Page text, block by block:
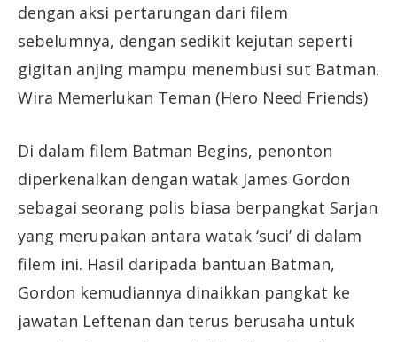
dengan aksi pertarungan dari filem
sebelumnya, dengan sedikit kejutan seperti
gigitan anjing mampu menembusi sut Batman.
Wira Memerlukan Teman (Hero Need Friends)
Di dalam filem Batman Begins, penonton
diperkenalkan dengan watak James Gordon
sebagai seorang polis biasa berpangkat Sarjan
yang merupakan antara watak ‘suci’ di dalam
filem ini. Hasil daripada bantuan Batman,
Gordon kemudiannya dinaikkan pangkat ke
jawatan Leftenan dan terus berusaha untuk